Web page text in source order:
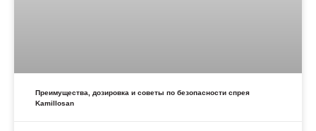
Преимущества, дозировка и советы по безопасности спрея
Kamillosan